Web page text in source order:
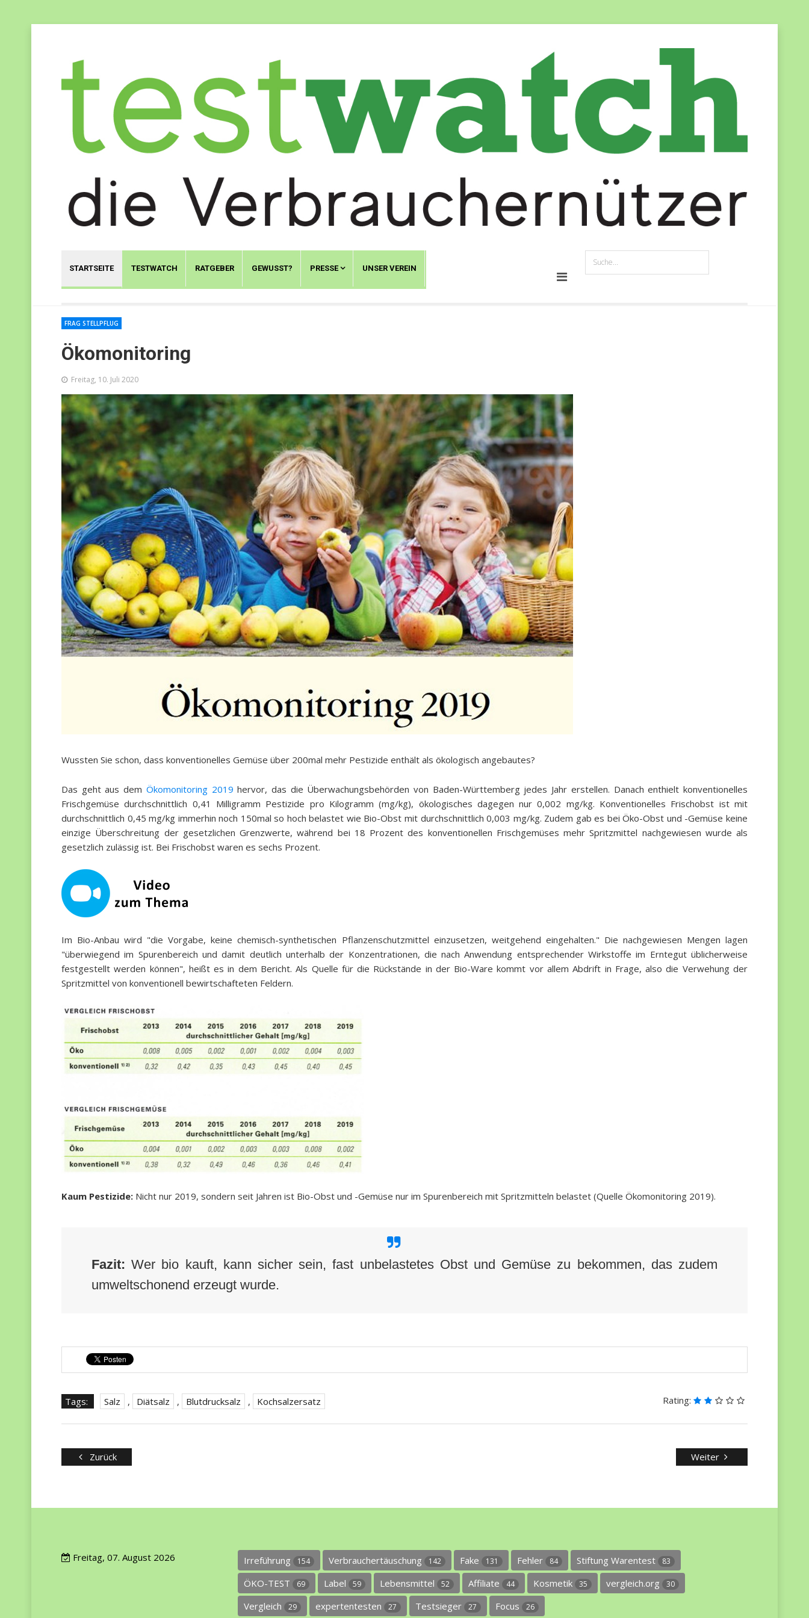
STARTSEITE TESTWATCH RATGEBER GEWUSST? PRESSE UNSER VEREIN
Ökomonitoring
FRAG STELLPFLUG
Freitag, 10. Juli 2020
Wussten Sie schon, dass konventionelles Gemüse über 200mal mehr Pestizide enthält als ökologisch angebautes?
Das geht aus dem Ökomonitoring 2019 hervor, das die Überwachungsbehörden von Baden-Württemberg jedes Jahr erstellen. Danach enthielt konventionelles
Frischgemüse durchschnittlich 0,41 Milligramm Pestizide pro Kilogramm (mg/kg), ökologisches dagegen nur 0,002 mg/kg. Konventionelles Frischobst ist mit
durchschnittlich 0,45 mg/kg immerhin noch 150mal so hoch belastet wie Bio-Obst mit durchschnittlich 0,003 mg/kg. Zudem gab es bei Öko-Obst und -Gemüse keine
einzige Überschreitung der gesetzlichen Grenzwerte, während bei 18 Prozent des konventionellen Frischgemüses mehr Spritzmittel nachgewiesen wurde als
gesetzlich zulässig ist. Bei Frischobst waren es sechs Prozent.
Im Bio-Anbau wird "die Vorgabe, keine chemisch-synthetischen Pflanzenschutzmittel einzusetzen, weitgehend eingehalten." Die nachgewiesen Mengen lagen
"überwiegend im Spurenbereich und damit deutlich unterhalb der Konzentrationen, die nach Anwendung entsprechender Wirkstoffe im Erntegut üblicherweise
festgestellt werden können", heißt es in dem Bericht. Als Quelle für die Rückstände in der Bio-Ware kommt vor allem Abdrift in Frage, also die Verwehung der
Spritzmittel von konventionell bewirtschafteten Feldern.
Kaum Pestizide: Nicht nur 2019, sondern seit Jahren ist Bio-Obst und -Gemüse nur im Spurenbereich mit Spritzmitteln belastet (Quelle Ökomonitoring 2019).
Fazit: Wer bio kauft, kann sicher sein, fast unbelastetes Obst und Gemüse zu bekommen, das zudem
umweltschonend erzeugt wurde.
Tags: Salz , Diätsalz , Blutdrucksalz , Kochsalzersatz Rating:
Zurück Weiter
Freitag, 07. August 2026 Irreführung 154 Verbrauchertäuschung 142 Fake 131 Fehler 84 Stiftung Warentest 83
ÖKO-TEST 69 Label 59 Lebensmittel 52 Affiliate 44 Kosmetik 35 vergleich.org 30
Vergleich 29 expertentesten 27 Testsieger 27 Focus 26